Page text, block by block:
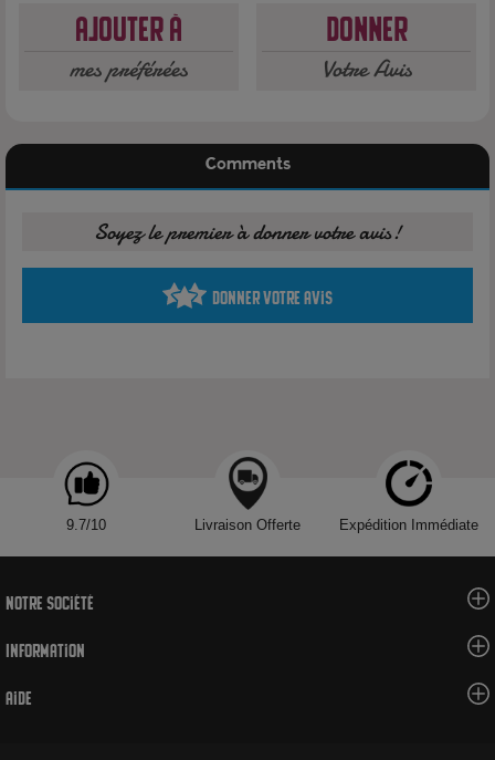
Ajouter à
mes préférées
Donner
Votre Avis
Comments
Soyez le premier à donner votre avis!
Donner votre avis
9.7/10 Livraison Offerte Expédition Immédiate
Notre société
Information
Aide